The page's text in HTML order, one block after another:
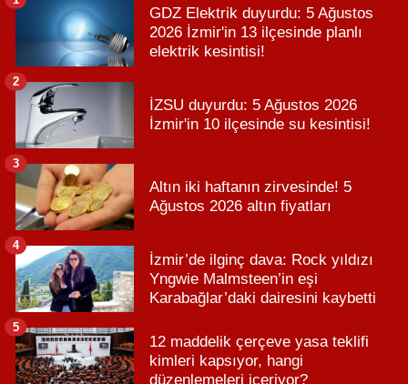
GDZ Elektrik duyurdu: 5 Ağustos
2026 İzmir'in 13 ilçesinde planlı
elektrik kesintisi!
İZSU duyurdu: 5 Ağustos 2026
İzmir'in 10 ilçesinde su kesintisi!
2
Altın iki haftanın zirvesinde! 5
Ağustos 2026 altın fiyatları
3
İzmir’de ilginç dava: Rock yıldızı
Yngwie Malmsteen’in eşi
Karabağlar’daki dairesini kaybetti
4
12 maddelik çerçeve yasa teklifi
kimleri kapsıyor, hangi
düzenlemeleri içeriyor?
5